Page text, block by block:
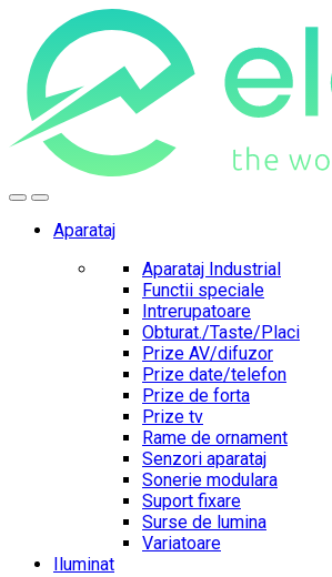
navigation
content
Aparataj
Aparataj Industrial
Functii speciale
Intrerupatoare
Obturat./Taste/Placi
Prize AV/difuzor
Prize date/telefon
Prize de forta
Prize tv
Rame de ornament
Senzori aparataj
Sonerie modulara
Suport fixare
Surse de lumina
Variatoare
Iluminat